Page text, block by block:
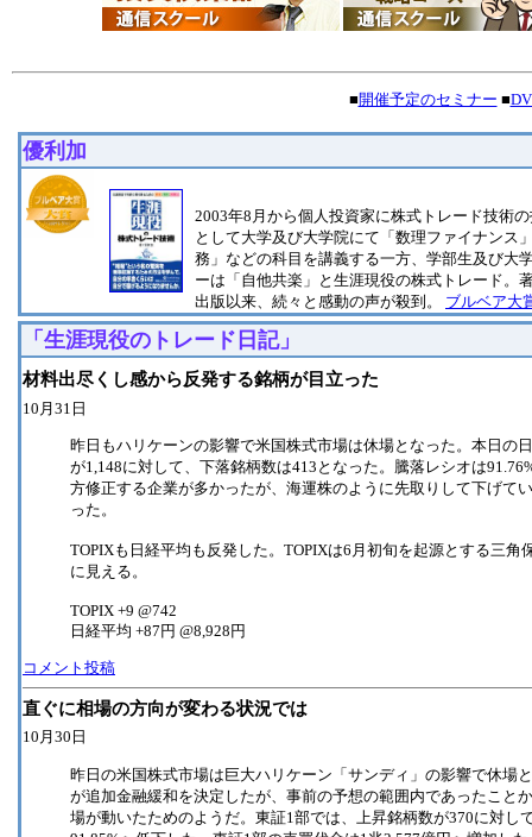
■開催予定のセミナー ■
優利加
2003年8月から個人投資家に株式トレード技術
として大学及び大学院にて「数理ファイナンス
務」などの科目を講義する一方、学部生及び大
ーは「自他共楽」と生涯現役の株式トレード。
出版以来、続々と感動の声が殺到。 ブルベア大
「生涯現役のトレード日記」
材料出尽くし感から反発する銘柄が目立った
10月31日
昨日もハリケーンの影響で米国株式市場は休場となった。本日の
が1,148に対して、下落銘柄数は413となった。騰落レシオは
方修正する企業が多かったが、海運株のように先取りして下げて
った。
TOPIXも日経平均も反発した。TOPIXは6月初旬を起源とする三
に見える。
TOPIX +9 @742
日経平均 +87円 @8,928円
コメント投稿
直ぐに相場の方向が変わる状況では
10月30日
昨日の米国株式市場は巨大ハリケーン「サンディ」の影響で休場
が追加金融緩和を決定したが、事前の予想の範囲内であったこと
場が動いたためのようだ。東証1部では、上昇銘柄数が370に対し